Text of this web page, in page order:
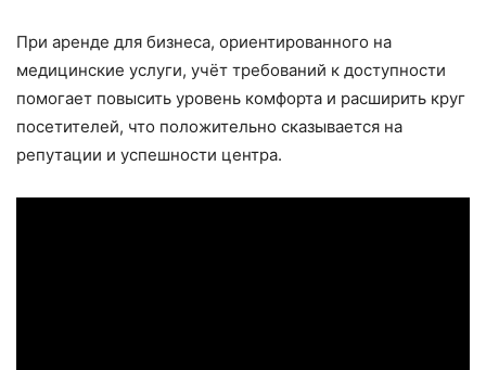
При аренде для бизнеса, ориентированного на
медицинские услуги, учёт требований к доступности
помогает повысить уровень комфорта и расширить круг
посетителей, что положительно сказывается на
репутации и успешности центра.